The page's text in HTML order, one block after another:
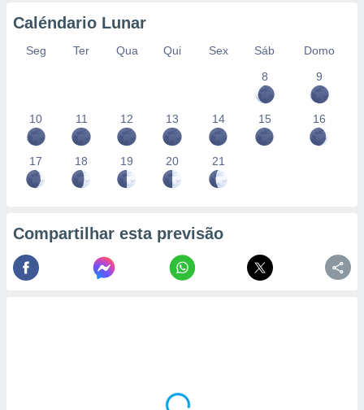
Caléndario Lunar
Seg Ter Qua Qui Sex Sáb
Domo
8
9
10 11 12 13 14 15 16
17 18 19 20 21
Compartilhar esta previsão